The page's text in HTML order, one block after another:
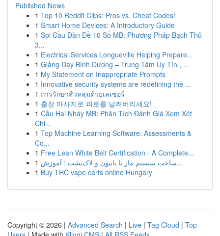
Published News
1 Top 10 Reddit Clips: Pros vs. Cheat Codes!
1 Smart Home Devices: A Introductory Guide
1 Soi Cầu Dàn Đề 10 Số MB: Phương Pháp Bạch Thủ
3...
1 Electrical Services Longueville Helping Prepare...
1 Giảng Dạy Bình Dương – Trung Tâm Uy Tín , ...
1 My Statement on Inappropriate Prompts
1 Innovative security systems are redefining the ...
1 การรักษาสิวหลุมด้วยเลเซอร์
1 출장 마사지로 피로를 날려버리세요!
1 Cầu Hai Nháy MB: Phân Tích Đánh Giá Xem Xét
Chi...
1 Top Machine Learning Software: Assessments &
Co...
1 Free Lean White Belt Certification - A Complete...
1
ساخت سیستم مار با پایتون و لاک‌پشت : آموزش...
1 Buy THC vape carts online Hungary
Copyright © 2026 | Advanced Search | Live | Tag Cloud | Top